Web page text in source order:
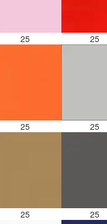
25 25
25 25
25 25